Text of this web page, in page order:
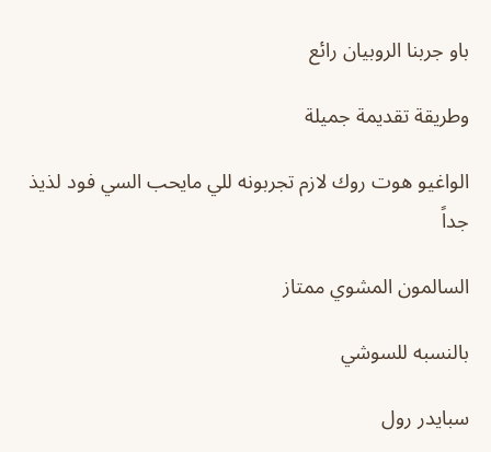
باو جربنا الروبيان رائع
وطريقة تقديمة جميلة
الواغيو هوت روك لازم تجربونه للي مايحب السي فود لذيذ
جداً
السالمون المشوي ممتاز
بالنسبه للسوشي
سبايدر رول